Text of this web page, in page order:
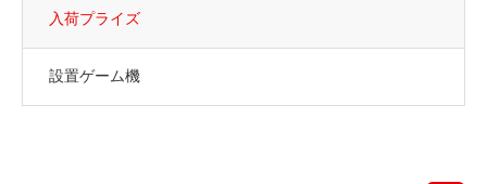
入荷プライズ
設置ゲーム機